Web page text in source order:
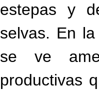
estepas y
selvas. En
se ve
productivas